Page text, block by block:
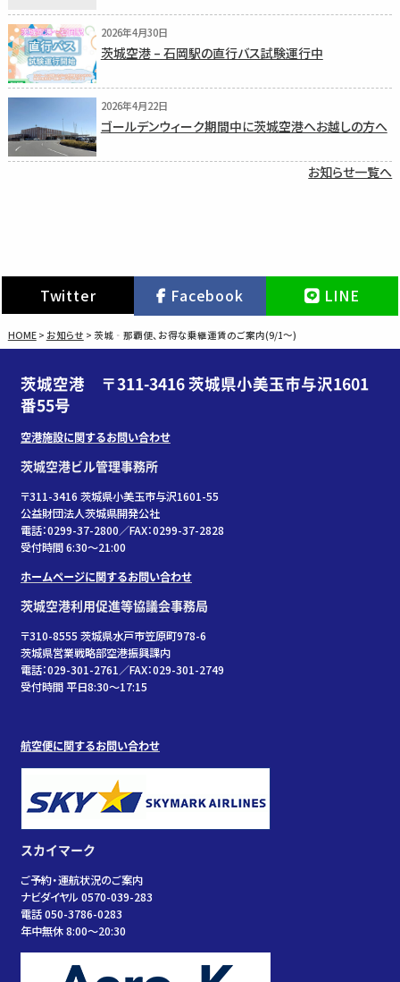
2026年4月30日
茨城空港 – 石岡駅の直行バス試験運行中
2026年4月22日
ゴールデンウィーク期間中に茨城空港へお越しの方へ
お知らせ一覧へ
Twitter Facebook LINE
HOME> お知らせ > 茨城‐那覇便、お得な乗継運賃のご案内(9/1～)
茨城空港 〒311-3416 茨城県小美玉市与沢1601
番55号
空港施設に関するお問い合わせ
茨城空港ビル管理事務所
〒311-3416 茨城県小美玉市与沢1601-55
公益財団法人茨城県開発公社
電話：0299-37-2800／FAX：0299-37-2828
受付時間 6:30〜21:00
ホームページに関するお問い合わせ
茨城空港利用促進等協議会事務局
〒310-8555 茨城県水戸市笠原町978-6
茨城県営業戦略部空港振興課内
電話：029-301-2761／FAX：029-301-2749
受付時間 平日8:30～17:15
航空便に関するお問い合わせ
スカイマーク
ご予約・運航状況のご案内
ナビダイヤル 0570-039-283
電話 050-3786-0283
年中無休 8:00～20:30